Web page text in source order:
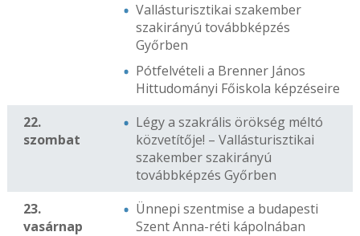
Vallásturisztikai szakember
szakirányú továbbképzés
Győrben
Pótfelvételi a Brenner János
Hittudományi Főiskola képzéseire
22.
szombat
Légy a szakrális örökség méltó
közvetítője! – Vallásturisztikai
szakember szakirányú
továbbképzés Győrben
23.
vasárnap
Ünnepi szentmise a budapesti
Szent Anna-réti kápolnában